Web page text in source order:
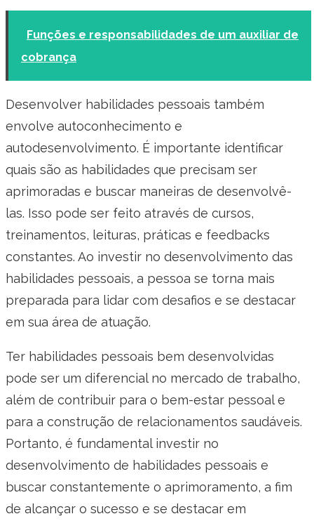
Funções e responsabilidades de um auxiliar de
cobrança
Desenvolver habilidades pessoais também
envolve autoconhecimento e
autodesenvolvimento. É importante identificar
quais são as habilidades que precisam ser
aprimoradas e buscar maneiras de desenvolvê-
las. Isso pode ser feito através de cursos,
treinamentos, leituras, práticas e feedbacks
constantes. Ao investir no desenvolvimento das
habilidades pessoais, a pessoa se torna mais
preparada para lidar com desafios e se destacar
em sua área de atuação.
Ter habilidades pessoais bem desenvolvidas
pode ser um diferencial no mercado de trabalho,
além de contribuir para o bem-estar pessoal e
para a construção de relacionamentos saudáveis.
Portanto, é fundamental investir no
desenvolvimento de habilidades pessoais e
buscar constantemente o aprimoramento, a fim
de alcançar o sucesso e se destacar em